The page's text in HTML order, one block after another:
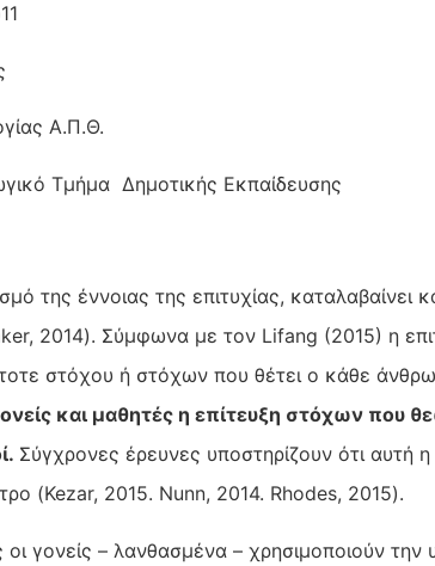
Α.Π.Θ.
Τμήμα Δημοτικής Εκπαίδευσης
της έννοιας της επιτυχίας, καταλαβαίνει
2014). Σύμφωνα με τον Lifang (2015) η
στόχου ή στόχων που θέτει ο κάθε
και μαθητές η επίτευξη στόχων που
Σύγχρονες έρευνες υποστηρίζουν ότι αυτή
(Kezar, 2015. Nunn, 2014. Rhodes, 2015).
οι γονείς – λανθασμένα – χρησιμοποιούν